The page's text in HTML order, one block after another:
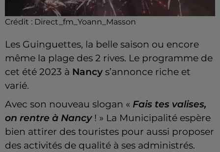
Crédit : Direct_fm_Yoann_Masson
Les Guinguettes, la belle saison ou encore
même la plage des 2 rives. Le programme de
cet été 2023 à Nancy s’annonce riche et
varié.
Avec son nouveau slogan « Fais tes valises,
on rentre à Nancy! » La Municipalité espère
bien attirer des touristes pour aussi proposer
des activités de qualité à ses administrés.